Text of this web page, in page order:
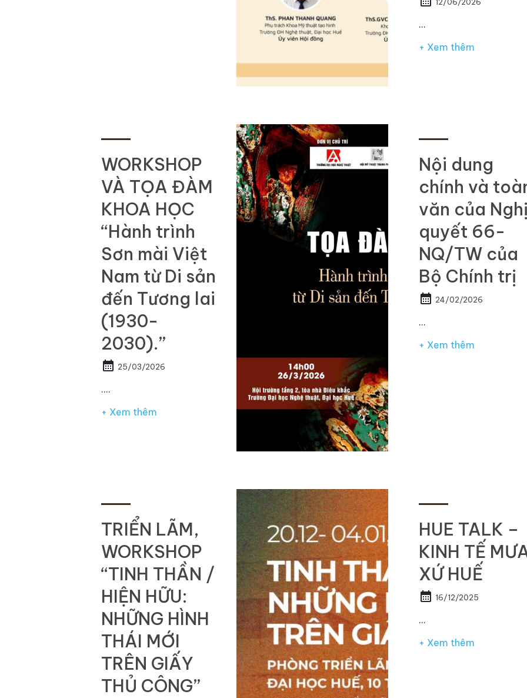
12/06/2026
…
+ Xem thêm
WORKSHOP
VÀ TỌA ĐÀM
KHOA HỌC
“Hành trình
Sơn mài Việt
Nam từ Di sản
đến Tương lai
(1930-
2030).”
calendar_month 25/03/2026
.…
+ Xem thêm
Nội dung
chính và
văn của
quyết 66-
NQ/TW của
Bộ Chính trị
calendar_month 24/02/2026
…
+ Xem thêm
TRIỂN LÃM,
WORKSHOP
“TINH THẦN /
HIỆN HỮU:
NHỮNG HÌNH
THÁI MỚI
TRÊN GIẤY
THỦ CÔNG”
HUE TALK –
KINH TẾ
XỨ HUẾ
calendar_month 16/12/2025
…
+ Xem thêm